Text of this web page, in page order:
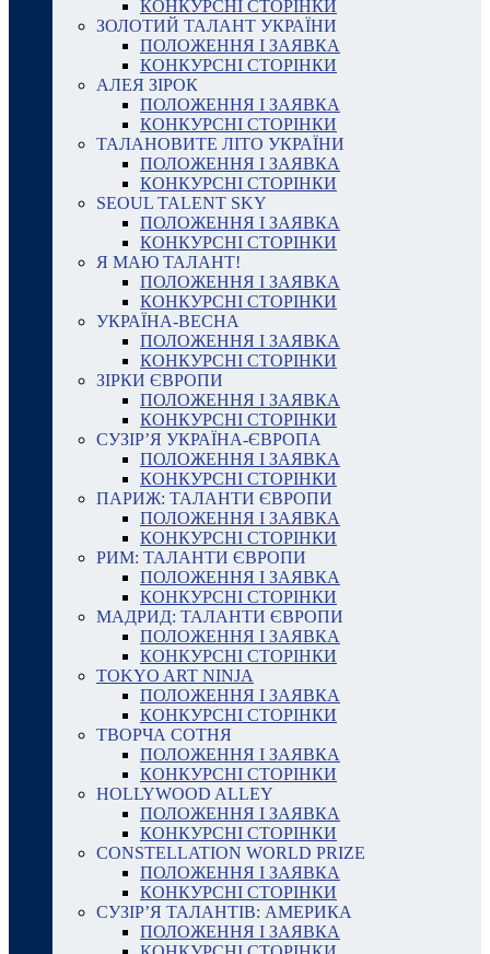
КОНКУРСНІ СТОРІНКИ
ЗОЛОТИЙ ТАЛАНТ УКРАЇНИ
ПОЛОЖЕННЯ І ЗАЯВКА
КОНКУРСНІ СТОРІНКИ
АЛЕЯ ЗІРОК
ПОЛОЖЕННЯ І ЗАЯВКА
КОНКУРСНІ СТОРІНКИ
ТАЛАНОВИТЕ ЛІТО УКРАЇНИ
ПОЛОЖЕННЯ І ЗАЯВКА
КОНКУРСНІ СТОРІНКИ
SEOUL TALENT SKY
ПОЛОЖЕННЯ І ЗАЯВКА
КОНКУРСНІ СТОРІНКИ
Я МАЮ ТАЛАНТ!
ПОЛОЖЕННЯ І ЗАЯВКА
КОНКУРСНІ СТОРІНКИ
УКРАЇНА-ВЕСНА
ПОЛОЖЕННЯ І ЗАЯВКА
КОНКУРСНІ СТОРІНКИ
ЗІРКИ ЄВРОПИ
ПОЛОЖЕННЯ І ЗАЯВКА
КОНКУРСНІ СТОРІНКИ
СУЗІР’Я УКРАЇНА-ЄВРОПА
ПОЛОЖЕННЯ І ЗАЯВКА
КОНКУРСНІ СТОРІНКИ
ПАРИЖ: ТАЛАНТИ ЄВРОПИ
ПОЛОЖЕННЯ І ЗАЯВКА
КОНКУРСНІ СТОРІНКИ
РИМ: ТАЛАНТИ ЄВРОПИ
ПОЛОЖЕННЯ І ЗАЯВКА
КОНКУРСНІ СТОРІНКИ
МАДРИД: ТАЛАНТИ ЄВРОПИ
ПОЛОЖЕННЯ І ЗАЯВКА
КОНКУРСНІ СТОРІНКИ
TOKYO ART NINJA
ПОЛОЖЕННЯ І ЗАЯВКА
КОНКУРСНІ СТОРІНКИ
ТВОРЧА СОТНЯ
ПОЛОЖЕННЯ І ЗАЯВКА
КОНКУРСНІ СТОРІНКИ
HOLLYWOOD ALLEY
ПОЛОЖЕННЯ І ЗАЯВКА
КОНКУРСНІ СТОРІНКИ
CONSTELLATION WORLD PRIZE
ПОЛОЖЕННЯ І ЗАЯВКА
КОНКУРСНІ СТОРІНКИ
СУЗІР’Я ТАЛАНТІВ: АМЕРИКА
ПОЛОЖЕННЯ І ЗАЯВКА